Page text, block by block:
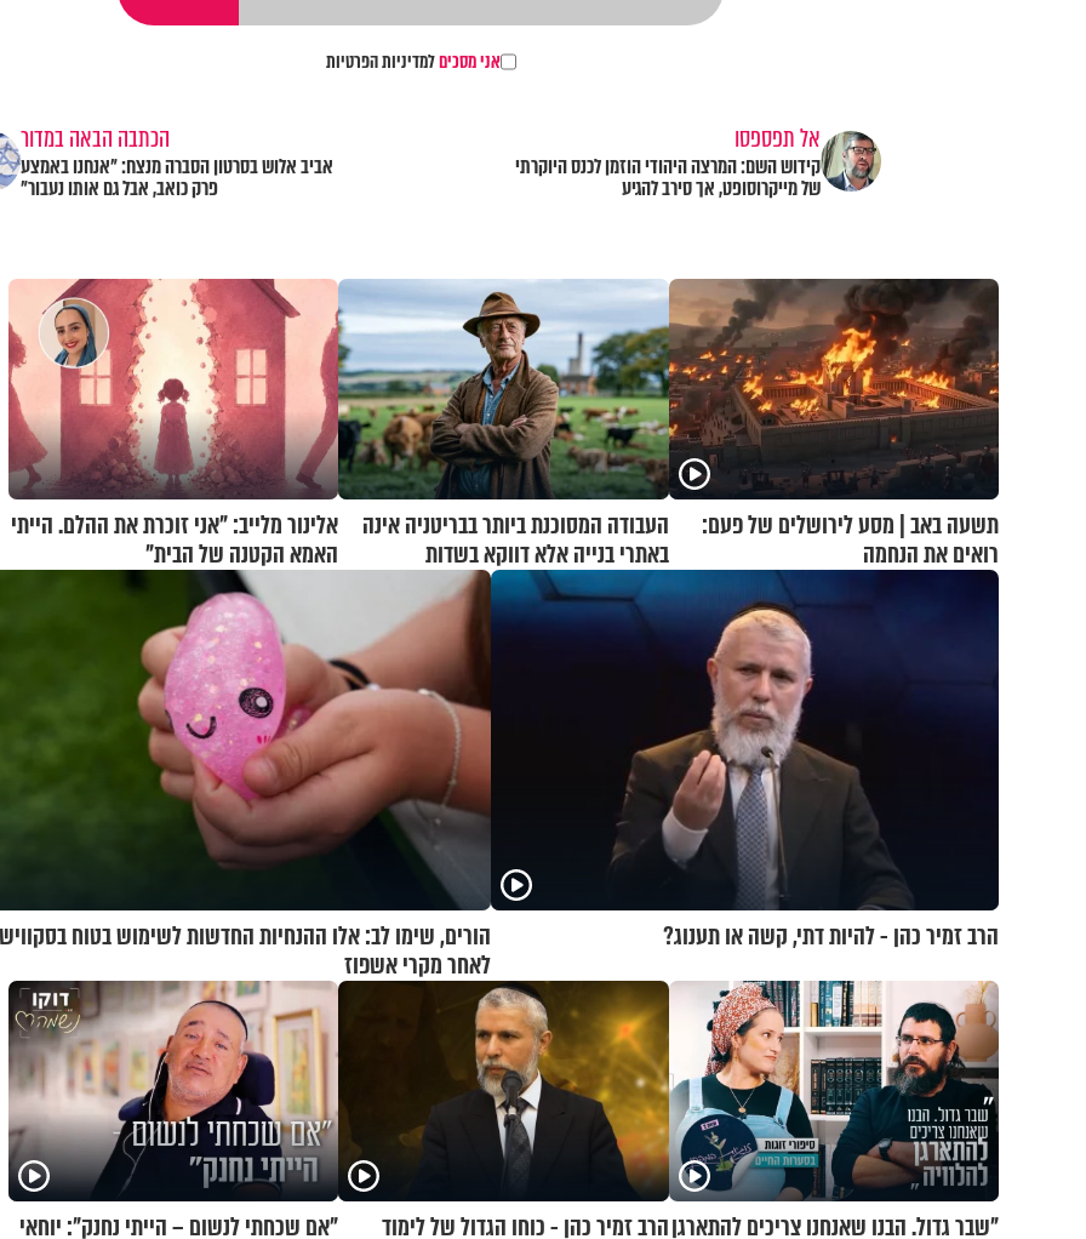
אני מסכיםלמדיניות הפרטיות
אל תפספסו
קידוש השם: המרצה היהודי הוזמן לכנס היוקרתי
של מייקרוסופט, אך סירב להגיע
הכתבה הבאה במדור
אביב אלוש בסרטון הסברה מנצח: "אנחנו באמצע
פרק כואב, אבל גם אותו נעבור"
תשעה באב | מסע לירושלים של פעם:
רואים את הנחמה
העבודה המסוכנת ביותר בבריטניה אינה
באתרי בנייה אלא דווקא בשדות
אלינור מלייב: "אני זוכרת את ההלם. הייתי
האמא הקטנה של הבית"
הרב זמיר כהן - להיות דתי, קשה או תענוג?
הורים, שימו לב: אלו ההנחיות החדשות לשימוש בטוח
לאחר מקרי אשפוז
"שבר גדול. הבנו שאנחנו צריכים להתארגןהרב זמיר כהן - כוחו הגדול של לימוד "אם שכחתי לנשום – הייתי נחנק": יוחאי